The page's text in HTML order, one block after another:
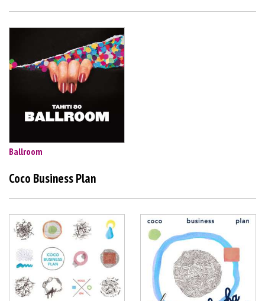
Ballroom
Coco Business Plan